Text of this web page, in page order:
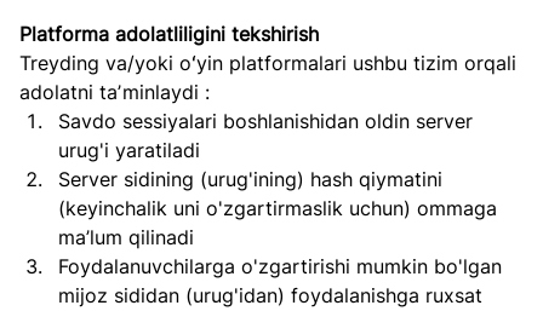
Platforma adolatliligini tekshirish​
Treyding va/yoki oʻyin platformalari ushbu tizim orqali
adolatni taʼminlaydi :
Savdo sessiyalari boshlanishidan oldin server
urug'i yaratiladi
Server sidining (urug'ining) hash qiymatini
(keyinchalik uni o'zgartirmaslik uchun) ommaga
ma’lum qilinadi
Foydalanuvchilarga o'zgartirishi mumkin bo'lgan
mijoz sididan (urug'idan) foydalanishga ruxsat